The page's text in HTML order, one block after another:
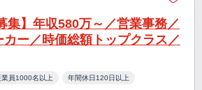
集】年収580万～／営業事務／
ー／時価総額トップクラス／
業員1000名以上 年間休日120日以上